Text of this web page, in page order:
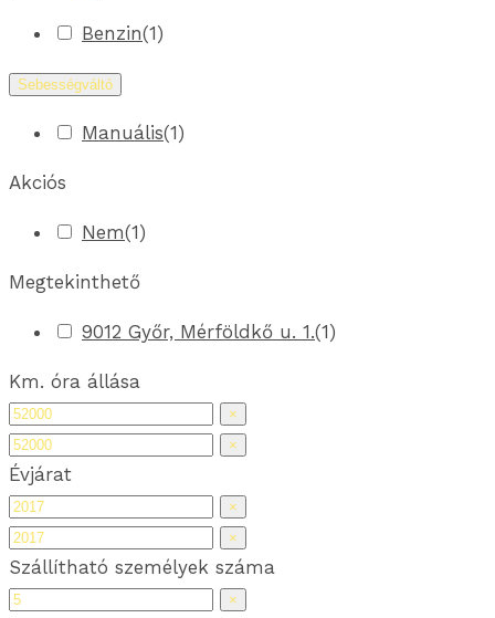
Benzin(1)
Sebességváltó
Manuális(1)
Akciós
Nem(1)
Megtekinthető
9012 Győr, Mérföldkő u. 1.(1)
Km. óra állása
×
×
Évjárat
×
×
Szállítható személyek száma
×